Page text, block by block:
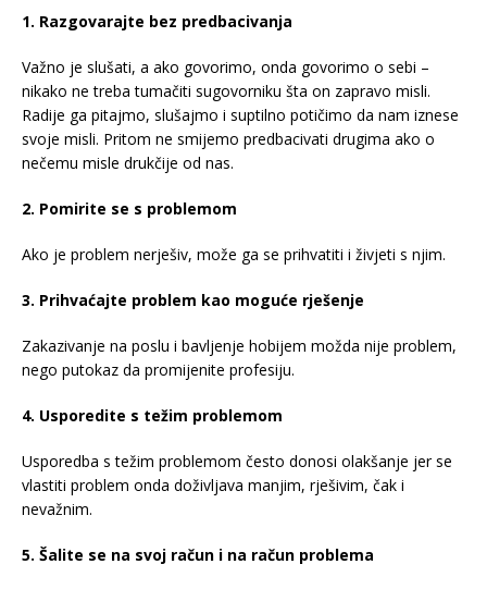
1. Razgovarajte bez predbacivanja
Važno je slušati, a ako govorimo, onda govorimo o sebi –
nikako ne treba tumačiti sugovorniku šta on zapravo misli.
Radije ga pitajmo, slušajmo i suptilno potičimo da nam iznese
svoje misli. Pritom ne smijemo predbacivati drugima ako o
nečemu misle drukčije od nas.
2. Pomirite se s problemom
Ako je problem nerješiv, može ga se prihvatiti i živjeti s njim.
3. Prihvaćajte problem kao moguće rješenje
Zakazivanje na poslu i bavljenje hobijem možda nije problem,
nego putokaz da promijenite profesiju.
4. Usporedite s težim problemom
Usporedba s težim problemom često donosi olakšanje jer se
vlastiti problem onda doživljava manjim, rješivim, čak i
nevažnim.
5. Šalite se na svoj račun i na račun problema